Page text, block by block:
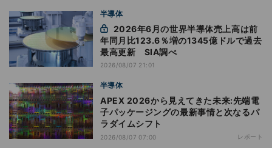
半導体
年同月比123.6％増の1345億ドルで過去
最高更新 SIA調べ
2026/08/07 21:01
半導体
APEX 2026から見えてきた未来:先端電
子パッケージングの最新事情と次なるパ
ラダイムシフト
2026/08/07 07:00 レポート